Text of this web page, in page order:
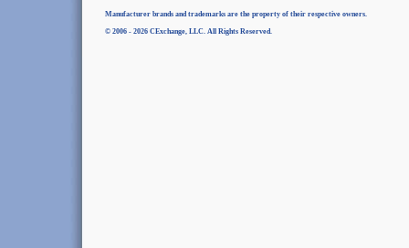
Manufacturer brands and trademarks are the property of their respective owners.
© 2006 - 2026 CExchange, LLC. All Rights Reserved.